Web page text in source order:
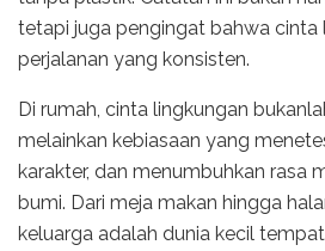
tetapi juga pengingat bahwa cinta
perjalanan yang konsisten.
Di rumah, cinta lingkungan
melainkan kebiasaan yang
karakter, dan menumbuhkan rasa
bumi. Dari meja makan hingga
keluarga adalah dunia kecil